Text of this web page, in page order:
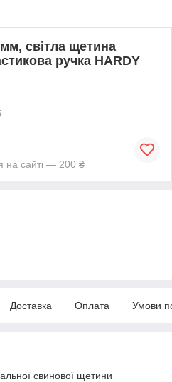
світла щетина
ручка HARDY
на сайті — 200 ₴
Доставка Оплата Умови
свинової щетини